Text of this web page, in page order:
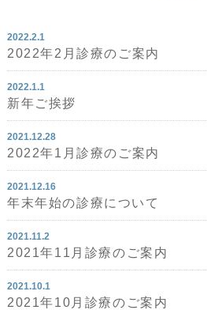
2022.2.1
2022年2月診療のご案内
2022.1.1
新年ご挨拶
2021.12.28
2022年1月診療のご案内
2021.12.16
年末年始の診療について
2021.11.2
2021年11月診療のご案内
2021.10.1
2021年10月診療のご案内